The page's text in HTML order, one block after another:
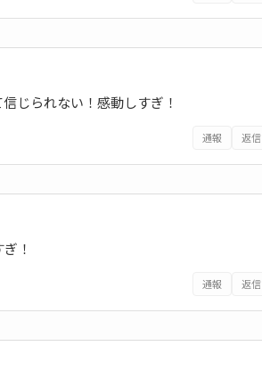
じられない！感動しすぎ！
通報 返信
！
通報 返信